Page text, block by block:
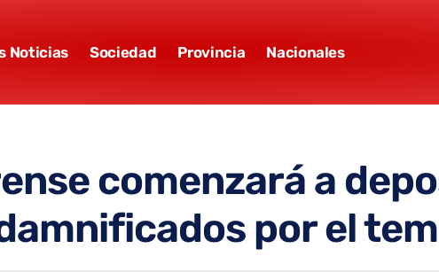
Noticias Sociedad Provincia Nacionales
comenzará a
por el